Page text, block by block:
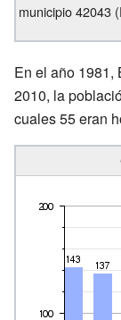
municipio 42043
En el año 1981,
2010, la
cuales 55 eran